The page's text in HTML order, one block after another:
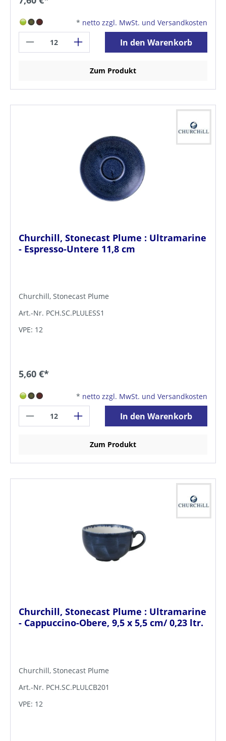
* netto zzgl. MwSt. und Versandkosten
In den Warenkorb
Zum Produkt
Churchill, Stonecast Plume : Ultramarine
- Espresso-Untere 11,8 cm
Churchill, Stonecast Plume
Art.-Nr. PCH.SC.PLULESS1
VPE: 12
5,60 €*
* netto zzgl. MwSt. und Versandkosten
In den Warenkorb
Zum Produkt
Churchill, Stonecast Plume : Ultramarine
- Cappuccino-Obere, 9,5 x 5,5 cm/ 0,23 ltr.
Churchill, Stonecast Plume
Art.-Nr. PCH.SC.PLULCB201
VPE: 12